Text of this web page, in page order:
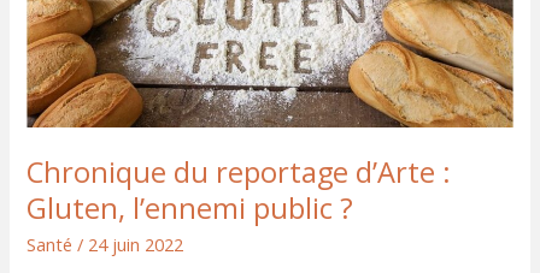
Chronique du reportage d’Arte :
Gluten, l’ennemi public ?
Santé / 24 juin 2022
?